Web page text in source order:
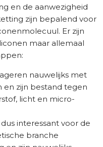
en de aanwezigheid
zijn bepalend voor
Er zijn
maar allemaal
nauwelijks met
en zijn bestand tegen
licht en micro-
interessant voor de
branche